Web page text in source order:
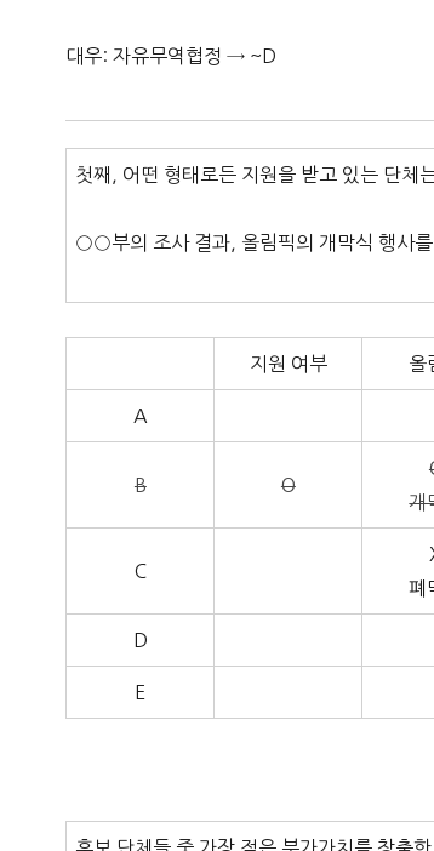
대우: 자유무역협정 → ~D
첫째, 어떤 형태로든 지원을 받고 있는 단체
○○부의 조사 결과, 올림픽의 개막식 행사
지원 여부 올
A
B O
개
C
폐
D
E